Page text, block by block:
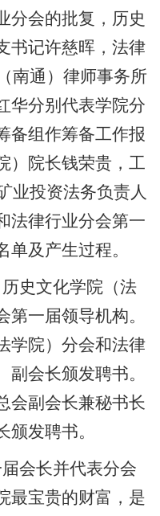
分会的批复，历史
书记许慈晖，法律
南通）律师事务所
华分别代表学院分
备组作筹备工作报
）院长钱荣贵，工
业投资法务负责人
法律行业分会第一
及产生过程。
史文化学院（法
一届领导机构。
学院）分会和法律
会长颁发聘书。
会副会长兼秘书长
发聘书。
会长并代表分会
最宝贵的财富，是